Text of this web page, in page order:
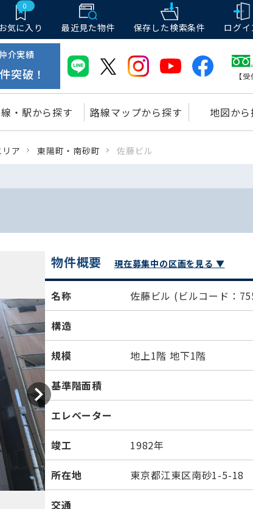
0
気に入り 最近見た物件 保存した検索条件 ログイ
介実績
件突破！ 【
・駅から探す 路線マップから探す 地図から
ア 東陽町・南砂町 佐藤ビル
物件概要 現在募集中の区画を見る ▼
名称 佐藤ビル (ビルコード：
構造
規模 地上1階 地下1階
基準階面積
エレベーター
竣工 1982年
所在地 東京都江東区南砂1-5-18
交通